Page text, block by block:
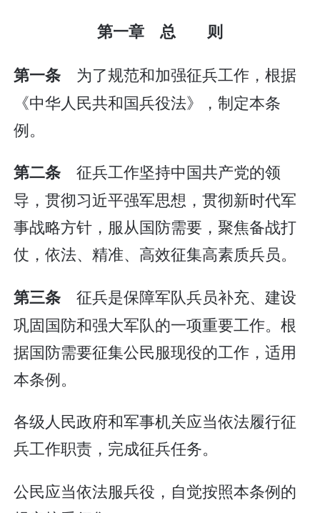
第一章 总 则
第一条 为了规范和加强征兵工作，根据
《中华人民共和国兵役法》，制定本条
例。
第二条 征兵工作坚持中国共产党的领
导，贯彻习近平强军思想，贯彻新时代军
事战略方针，服从国防需要，聚焦备战打
仗，依法、精准、高效征集高素质兵员。
第三条 征兵是保障军队兵员补充、建设
巩固国防和强大军队的一项重要工作。根
据国防需要征集公民服现役的工作，适用
本条例。
各级人民政府和军事机关应当依法履行征
兵工作职责，完成征兵任务。
公民应当依法服兵役，自觉按照本条例的